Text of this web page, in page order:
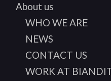
About us
WHO WE ARE
NEWS
CONTACT US
WORK AT